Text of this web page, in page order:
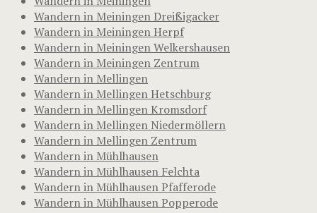
Wandern in Meiningen Dreißigacker
Wandern in Meiningen Herpf
Wandern in Meiningen Welkershausen
Wandern in Meiningen Zentrum
Wandern in Mellingen
Wandern in Mellingen Hetschburg
Wandern in Mellingen Kromsdorf
Wandern in Mellingen Niedermöllern
Wandern in Mellingen Zentrum
Wandern in Mühlhausen
Wandern in Mühlhausen Felchta
Wandern in Mühlhausen Pfafferode
Wandern in Mühlhausen Popperode